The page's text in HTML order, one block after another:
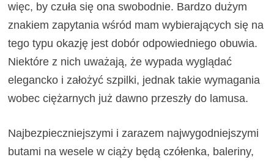
więc, by czuła się ona swobodnie. Bardzo dużym
znakiem zapytania wśród mam wybierających się na
tego typu okazję jest dobór odpowiedniego obuwia.
Niektóre z nich uważają, że wypada wyglądać
elegancko i założyć szpilki, jednak takie wymagania
wobec ciężarnych już dawno przeszły do lamusa.
Najbezpieczniejszymi i zarazem najwygodniejszymi
butami na wesele w ciąży będą czółenka, baleriny,